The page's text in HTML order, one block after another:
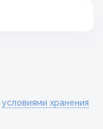
условиями хранения